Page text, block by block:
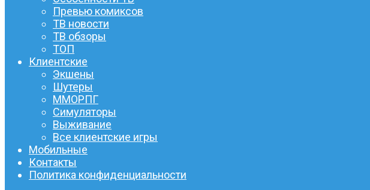
Превью комиксов
ТВ новости
ТВ обзоры
ТОП
Клиентские
Экшены
Шутеры
ММОРПГ
Симуляторы
Выживание
Все клиентские игры
Мобильные
Контакты
Политика конфиденциальности